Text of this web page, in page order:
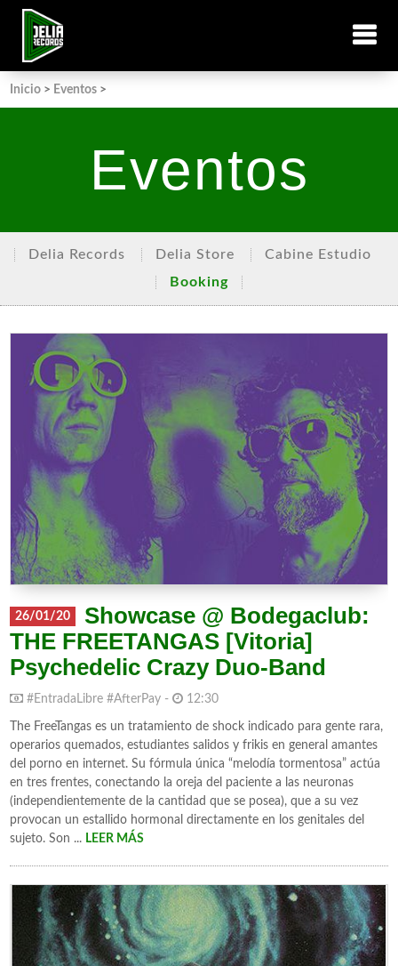
Inicio > Eventos >
Eventos
Delia Records Delia Store
Cabine Estudio
Booking
26/01/20
Showcase @ Bodegaclub:
THE FREETANGAS [Vitoria]
Psychedelic Crazy Duo-Band
#EntradaLibre #AfterPay - 12:30
The FreeTangas es un tratamiento de shock indicado para gente rara,
operarios quemados, estudiantes salidos y frikis en general amantes
del porno en internet. Su fórmula única “melodía tormentosa” actúa
en tres frentes, conectando la oreja del paciente a las neuronas
(independientemente de la cantidad que se posea), que a su vez
provocan un estallido hormonal directamente en los genitales del
sujeto. Son ... LEER MÁS